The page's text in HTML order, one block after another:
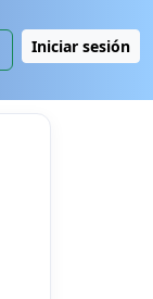
Iniciar sesión